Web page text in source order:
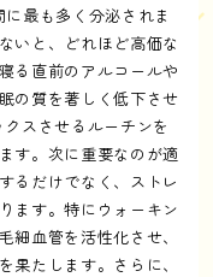
最も多く分泌されま
いと、どれほど高価な
る直前のアルコールや
の質を著しく低下させ
スさせるルーチンを
す。次に重要なのが適
るだけでなく、ストレ
ます。特にウォーキン
細血管を活性化させ、
果たします。さらに、